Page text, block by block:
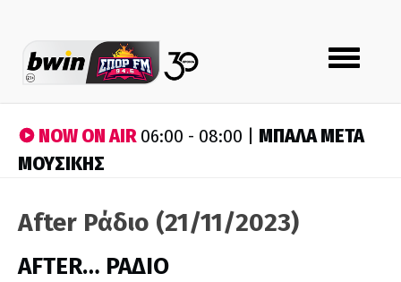
Toggle
navigation
NOW ON AIR06:00 - 08:00 | ΜΠΑΛΑ ΜΕΤΑ
ΜΟΥΣΙΚΗΣ
After Ράδιο (21/11/2023)
AFTER… ΡΑΔΙΟ